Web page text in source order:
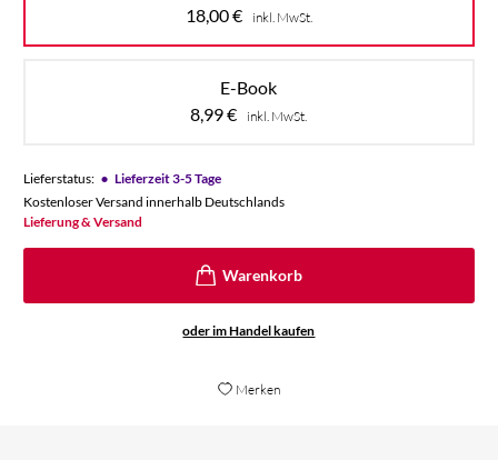
18,00€ inkl. MwSt.
E-Book
8,99€ inkl. MwSt.
Lieferstatus: • Lieferzeit 3-5 Tage
Kostenloser Versand innerhalb Deutschlands
Lieferung & Versand
oder im Handel kaufen
Merken